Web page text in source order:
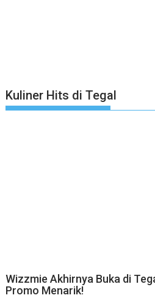
Kuliner Hits di Tegal
Wizzmie Akhirnya Buka di
Promo Menarik!